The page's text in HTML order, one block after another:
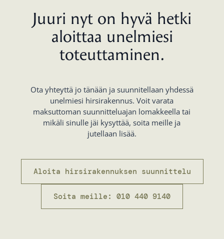
Juuri nyt on hyvä hetki
aloittaa unelmiesi
toteuttaminen.
Ota yhteyttä jo tänään ja suunnitellaan yhdessä
unelmiesi hirsirakennus. Voit varata
maksuttoman suunnitteluajan lomakkeella tai
mikäli sinulle jäi kysyttää, soita meille ja
jutellaan lisää.
Aloita hirsirakennuksen suunnittelu
Soita meille: 010 440 9140